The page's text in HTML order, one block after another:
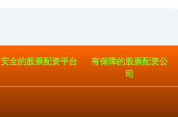
安全的股票配资平台
有保障的股票配资公
司